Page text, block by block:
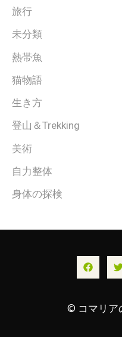
旅行
未分類
熱帯魚
猫物語
生き方
登山＆Trekking
美術
自力整体
身体の探検
© コマリア